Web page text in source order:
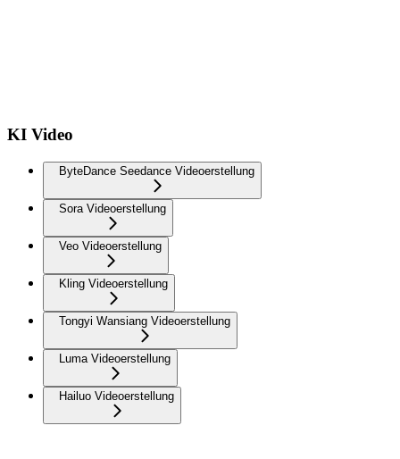
KI Video
ByteDance Seedance Videoerstellung
Sora Videoerstellung
Veo Videoerstellung
Kling Videoerstellung
Tongyi Wansiang Videoerstellung
Luma Videoerstellung
Hailuo Videoerstellung